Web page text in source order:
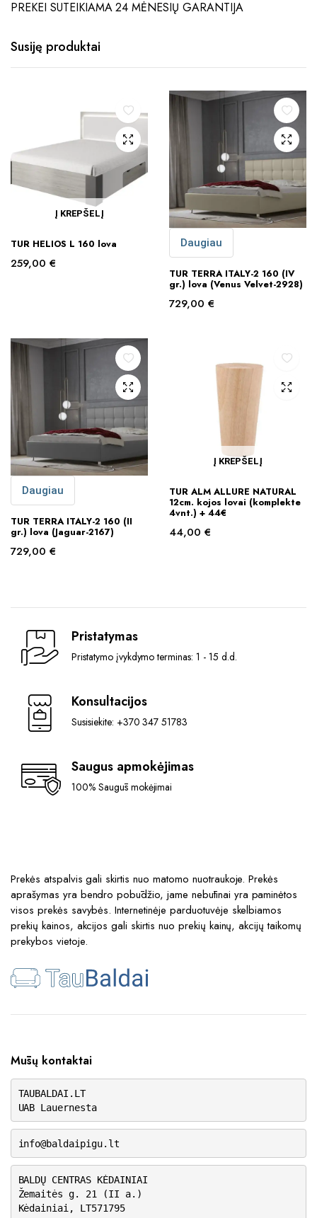
PREKEI SUTEIKIAMA 24 MĖNESIŲ GARANTIJA
Susiję produktai
Į KREPŠELĮ
TUR HELIOS L 160 lova
259,00 €
Daugiau
TUR TERRA ITALY-2 160 (IV
gr.) lova (Venus Velvet-2928)
729,00 €
Daugiau
TUR TERRA ITALY-2 160 (II
gr.) lova (Jaguar-2167)
729,00 €
Į KREPŠELĮ
TUR ALM ALLURE NATURAL
12cm. kojos lovai (komplekte
4vnt.) + 44€
44,00 €
Pristatymas
Pristatymo įvykdymo terminas: 1 - 15 d.d.
Konsultacijos
Susisiekite: +370 347 51783
Saugus apmokėjimas
100% Saugūs mokėjimai
Prekės atspalvis gali skirtis nuo matomo nuotraukoje. Prekės
aprašymas yra bendro pobūdžio, jame nebūtinai yra paminėtos
visos prekės savybės. Internetinėje parduotuvėje skelbiamos
prekių kainos, akcijos gali skirtis nuo prekių kainų, akcijų taikomų
prekybos vietoje.
Mūsų kontaktai
TAUBALDAI.LT
UAB Lauernesta
info@baldaipigu.lt
BALDŲ CENTRAS KĖDAINIAI
Žemaitės g. 21 (II a.)
Kėdainiai, LT571795